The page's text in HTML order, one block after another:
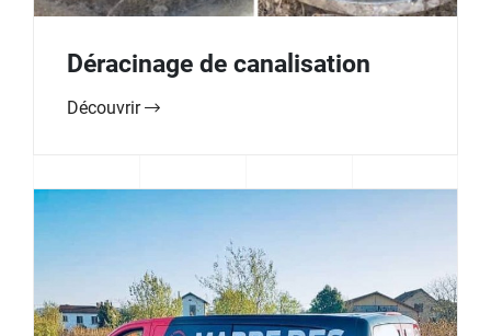
Déracinage de canalisation
Découvrir